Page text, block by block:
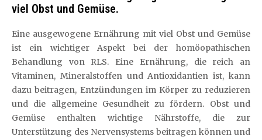
viel Obst und Gemüse.
Eine ausgewogene Ernährung mit viel Obst und Gemüse
ist ein wichtiger Aspekt bei der homöopathischen
Behandlung von RLS. Eine Ernährung, die reich an
Vitaminen, Mineralstoffen und Antioxidantien ist, kann
dazu beitragen, Entzündungen im Körper zu reduzieren
und die allgemeine Gesundheit zu fördern. Obst und
Gemüse enthalten wichtige Nährstoffe, die zur
Unterstützung des Nervensystems beitragen können und